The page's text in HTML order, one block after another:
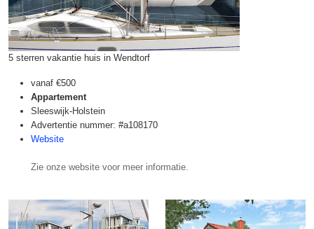
5 sterren vakantie huis in Wendtorf
vanaf €500
Appartement
Sleeswijk-Holstein
Advertentie nummer: #a108170
Website
Zie onze website voor meer informatie.